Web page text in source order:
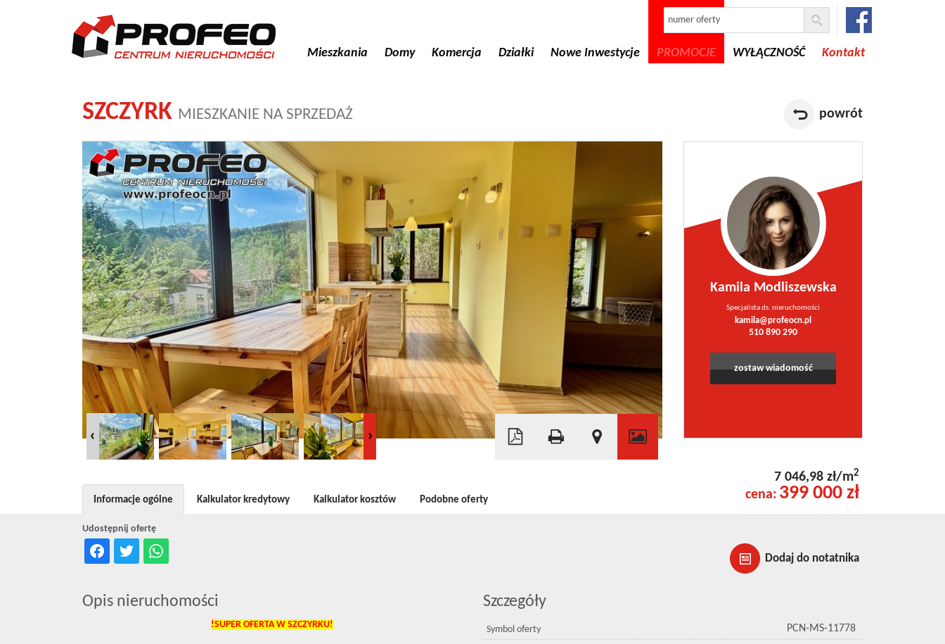
Mieszkania Domy Komercja Działki Nowe Inwestycje PROMOCJE WYŁĄCZNOŚĆ Kontakt
SZCZYRK MIESZKANIE NA SPRZEDAŻ powrót
+
−
©OpenStreetMap contributors
Kamila Modliszewska
Specjalista ds. nieruchomości
kamila@profeocn.pl
510 890 290
zostaw wiadomość
7 046,98 zł/m2
cena: 399 000 zł
Dodaj do notatnika
Udostępnij ofertę
Informacje ogólne Kalkulator kredytowy Kalkulator kosztów Podobne oferty
Opis nieruchomości
!SUPER OFERTA W SZCZYRKU!
Szczegóły
Symbol oferty PCN-MS-11778